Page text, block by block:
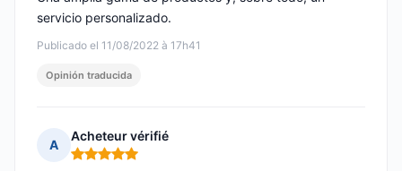
Publicado el 11/08/2022 à 17h41
servicio personalizado.
Opinión traducida
A
Acheteur vérifié
Nota: 5 de 5